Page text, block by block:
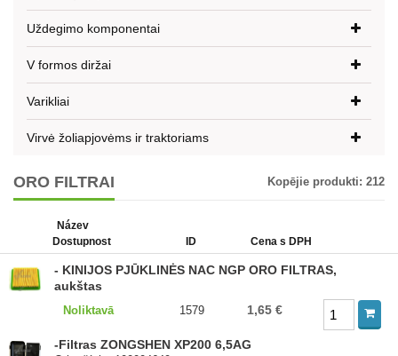
Uždegimo komponentai
V formos diržai
Varikliai
Virvė žoliapjovėms ir traktoriams
ORO FILTRAI Kopējie produkti: 212
Název
Dostupnost
ID Cena s DPH
- KINIJOS PJŪKLINĖS NAC NGP ORO FILTRAS,
aukštas
Noliktavā 1579 1,65 €
-Filtras ZONGSHEN XP200 6,5AG